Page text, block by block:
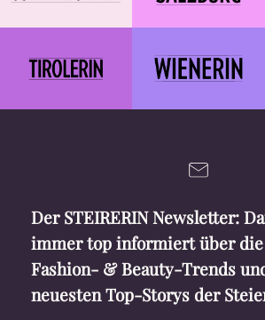
Der STEIRERIN Newsletter:
immer top informiert über
Fashion- & Beauty-Trends
neuesten Top-Storys der